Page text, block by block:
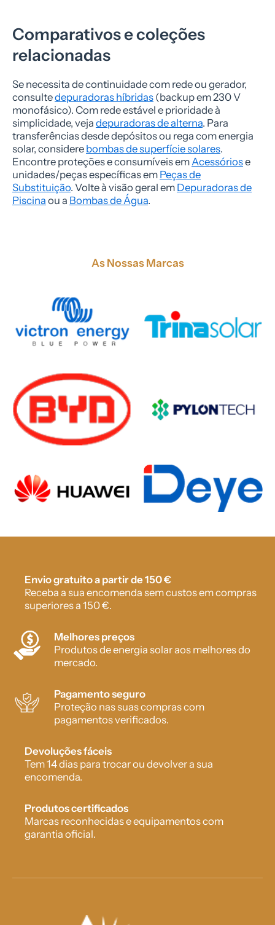
Comparativos e coleções
relacionadas
Se necessita de continuidade com rede ou gerador,
consultedepuradoras híbridas (backup em 230 V
monofásico). Com rede estável e prioridade à
simplicidade, veja depuradoras de alterna. Para
transferências desde depósitos ou rega com energia
solar, considere bombas de superfície solares.
Encontre proteções e consumíveis emAcessóriose
unidades/peças específicas em Peças de
Substituição. Volte à visão geral em Depuradoras de
Piscina ou a Bombas de Água.
As Nossas Marcas
Envio gratuito a partir de 150 €
Receba a sua encomenda sem custos em compras
superiores a 150 €.
Melhores preços
Produtos de energia solar aos melhores do
mercado.
Pagamento seguro
Proteção nas suas compras com
pagamentos verificados.
Devoluções fáceis
Tem 14 dias para trocar ou devolver a sua
encomenda.
Produtos certificados
Marcas reconhecidas e equipamentos com
garantia oficial.